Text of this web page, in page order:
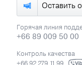
Оставить
Горячая линия
+66 89 009 50 00
Контроль качества